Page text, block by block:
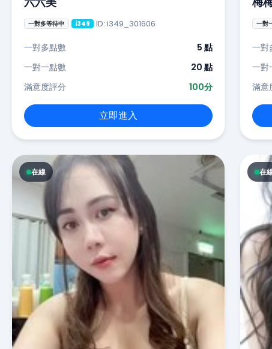
一對多等待中 i349 ID: i349_301606
一對多點數
5 點
一對一點數
20 點
滿意度評分
100分
立即進入
一對
一對
一對
滿意
在線 在